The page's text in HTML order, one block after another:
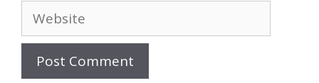
Website